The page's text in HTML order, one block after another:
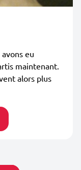
eu
maintenant.
alors plus